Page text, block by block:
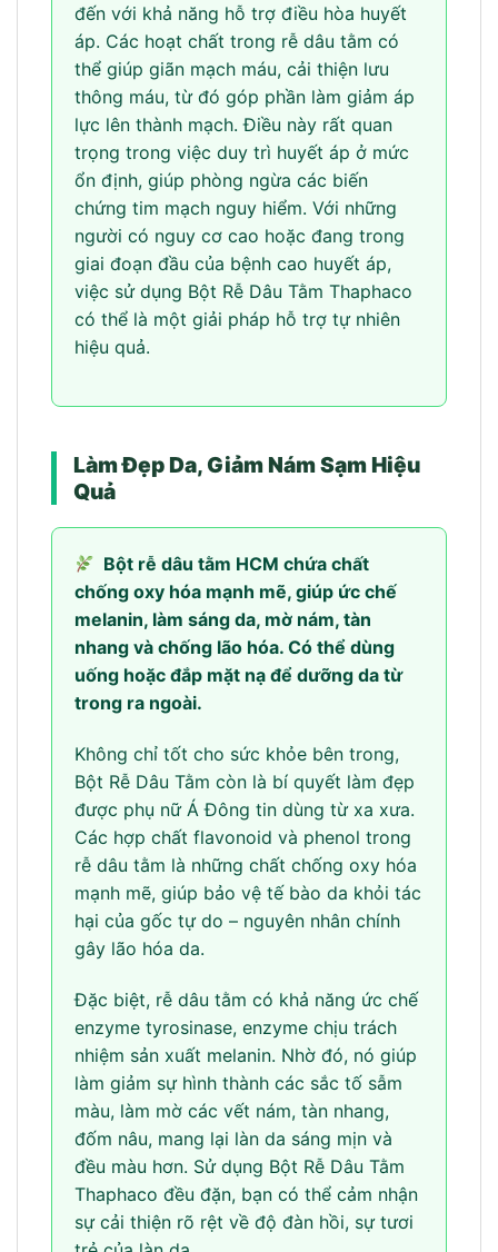
đến với khả năng hỗ trợ điều hòa huyết
áp. Các hoạt chất trong rễ dâu tằm có
thể giúp giãn mạch máu, cải thiện lưu
thông máu, từ đó góp phần làm giảm áp
lực lên thành mạch. Điều này rất quan
trọng trong việc duy trì huyết áp ở mức
ổn định, giúp phòng ngừa các biến
chứng tim mạch nguy hiểm. Với những
người có nguy cơ cao hoặc đang trong
giai đoạn đầu của bệnh cao huyết áp,
việc sử dụng Bột Rễ Dâu Tằm Thaphaco
có thể là một giải pháp hỗ trợ tự nhiên
hiệu quả.
Làm Đẹp Da, Giảm Nám Sạm Hiệu
Quả
Bột rễ dâu tằm HCM chứa chất
chống oxy hóa mạnh mẽ, giúp ức chế
melanin, làm sáng da, mờ nám, tàn
nhang và chống lão hóa. Có thể dùng
uống hoặc đắp mặt nạ để dưỡng da từ
trong ra ngoài.
Không chỉ tốt cho sức khỏe bên trong,
Bột Rễ Dâu Tằm còn là bí quyết làm đẹp
được phụ nữ Á Đông tin dùng từ xa xưa.
Các hợp chất flavonoid và phenol trong
rễ dâu tằm là những chất chống oxy hóa
mạnh mẽ, giúp bảo vệ tế bào da khỏi tác
hại của gốc tự do – nguyên nhân chính
gây lão hóa da.
Đặc biệt, rễ dâu tằm có khả năng ức chế
enzyme tyrosinase, enzyme chịu trách
nhiệm sản xuất melanin. Nhờ đó, nó giúp
làm giảm sự hình thành các sắc tố sẫm
màu, làm mờ các vết nám, tàn nhang,
đốm nâu, mang lại làn da sáng mịn và
đều màu hơn. Sử dụng Bột Rễ Dâu Tằm
Thaphaco đều đặn, bạn có thể cảm nhận
sự cải thiện rõ rệt về độ đàn hồi, sự tươi